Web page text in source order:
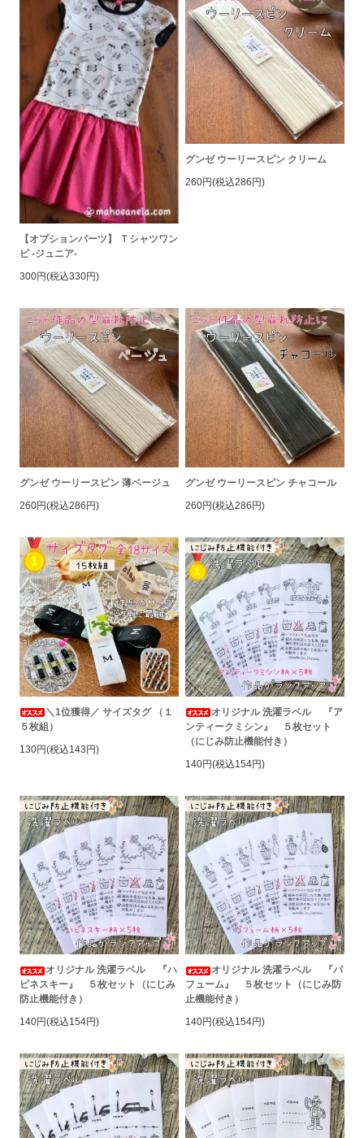
【オプションパーツ】 Ｔシャツワン
ピ -ジュニア-
300円(税込330円)
グンゼ ウーリースピン クリーム
260円(税込286円)
グンゼ ウーリースピン 薄ベージュ
260円(税込286円)
グンゼ ウーリースピン チャコール
260円(税込286円)
＼1位獲得／ サイズタグ （１
５枚組）
130円(税込143円)
オリジナル 洗濯ラベル 『ア
ンティークミシン』 ５枚セット
（にじみ防止機能付き）
140円(税込154円)
オリジナル 洗濯ラベル 『ハ
ピネスキー』 ５枚セット（にじみ
防止機能付き）
140円(税込154円)
オリジナル 洗濯ラベル 『パ
フューム』 ５枚セット（にじみ防
止機能付き）
140円(税込154円)